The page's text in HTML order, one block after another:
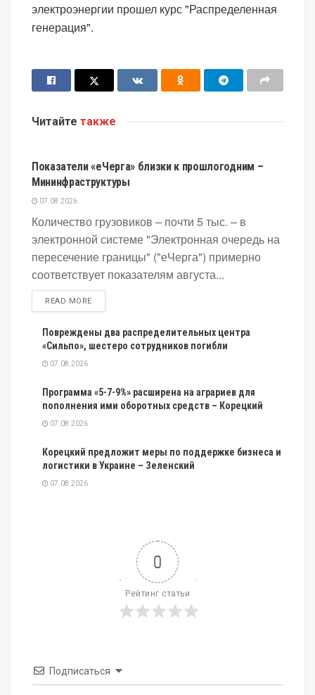
электроэнергии прошел курс "Распределенная
генерация".
Читайте также
Показатели «еЧерга» близки к прошлогодним –
Мининфраструктуры
07.08.2026
Количество грузовиков – почти 5 тыс. – в
электронной системе "Электронная очередь на
пересечение границы" ("еЧерга") примерно
соответствует показателям августа...
READ MOREDETAILS
Повреждены два распределительных центра
«Сильпо», шестеро сотрудников погибли
07.08.2026
Программа «5-7-9%» расширена на аграриев для
пополнения ими оборотных средств – Корецкий
07.08.2026
Корецкий предложит меры по поддержке бизнеса и
логистики в Украине – Зеленский
07.08.2026
0
Рейтинг статьи
Подписаться